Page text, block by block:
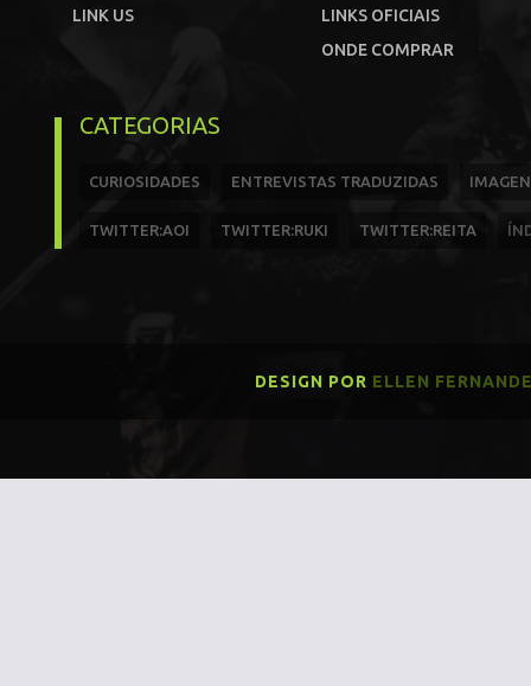
LINK US
LINKS OFICIAIS
ONDE COMPRAR
CATEGORIAS
CURIOSIDADES ENTREVISTAS TRADUZIDAS
TWITTER:AOI TWITTER:RUKI TWITTER:REITA
DESIGN POR ELLEN